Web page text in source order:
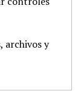
archivos y